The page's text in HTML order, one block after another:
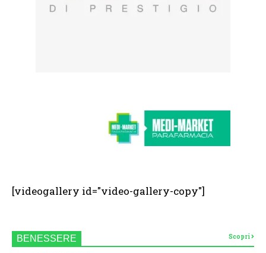
[videogallery id="video-gallery-copy"]
BENESSERE Scopri